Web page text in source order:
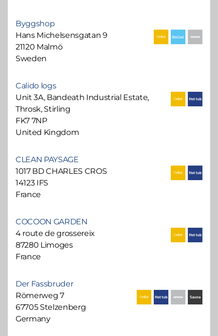
Byggshop
Hans Michelsensgatan 9
21120 Malmö
Sweden
Calido logs
Unit 3A, Bandeath Industrial Estate,
Throsk, Stirling
FK7 7NP
United Kingdom
CLEAN PAYSAGE
1017 BD CHARLES CROS
14123 IFS
France
COCOON GARDEN
4 route de grossereix
87280 Limoges
France
Der Fassbruder
Römerweg 7
67705 Stelzenberg
Germany